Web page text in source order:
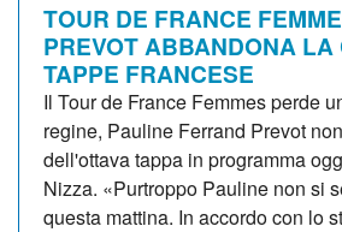
TOUR DE FRANCE
PREVOT ABBANDONA LA
TAPPE FRANCESE
Il Tour de France Femmes perde
regine, Pauline Ferrand Prevot
dell'ottava tappa in programma
Nizza. «Purtroppo Pauline non si
questa mattina. In accordo con lo